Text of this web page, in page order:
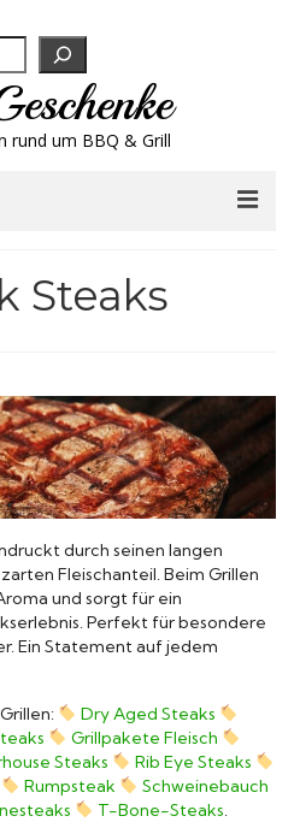
rund um BBQ & Grill
Steaks
durch seinen langen
Fleischanteil. Beim Grillen
und sorgt für ein
Perfekt für besondere
Ein Statement auf jedem
Dry Aged Steaks
Grillpakete Fleisch
Steaks
Rib Eye Steaks
Rumpsteak
Schweinebauch
T-Bone-Steaks